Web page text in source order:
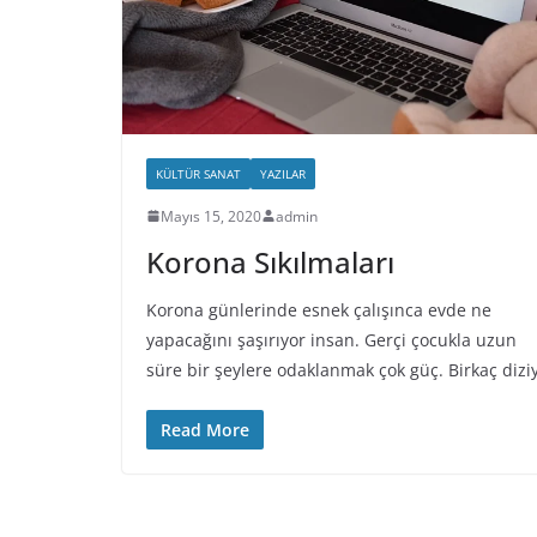
KÜLTÜR SANAT YAZILAR
Mayıs 15, 2020 admin
Korona Sıkılmaları
Korona günlerinde esnek çalışınca evde ne
yapacağını şaşırıyor insan. Gerçi çocukla uzun
süre bir şeylere odaklanmak çok güç. Birkaç
Read More